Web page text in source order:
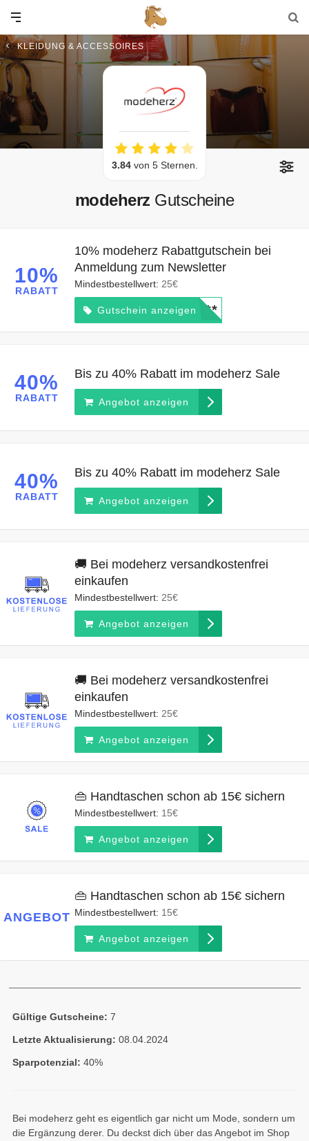
KLEIDUNG & ACCESSOIRES
3.84von 5 Sternen.
modeherz Gutscheine
10%
RABATT
10% modeherz Rabattgutschein bei
Anmeldung zum Newsletter
Mindestbestellwert: 25€
Gutschein anzeigen*****
40%
RABATT
Bis zu 40% Rabatt im modeherz Sale
Angebot anzeigen
40%
RABATT
Bis zu 40% Rabatt im modeherz Sale
Angebot anzeigen
🚚 Bei modeherz versandkostenfrei
einkaufen
Mindestbestellwert: 25€
Angebot anzeigen
🚚 Bei modeherz versandkostenfrei
einkaufen
Mindestbestellwert: 25€
Angebot anzeigen
👜 Handtaschen schon ab 15€ sichern
Mindestbestellwert: 15€
Angebot anzeigen
ANGEBOT
👜 Handtaschen schon ab 15€ sichern
Mindestbestellwert: 15€
Angebot anzeigen
Gültige Gutscheine: 7
Letzte Aktualisierung: 08.04.2024
Sparpotenzial: 40%
Bei modeherz geht es eigentlich gar nicht um Mode, sondern um
die Ergänzung derer. Du deckst dich über das Angebot im Shop